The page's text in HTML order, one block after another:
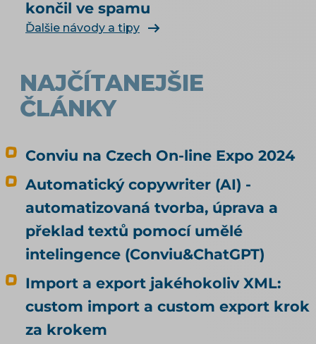
vůbec najít a doporučit, řeší téma SEO a UX pro
e-shop. Čím konkrétně naplnit produktová
končil ve spamu
Ďalšie návody a tipy
NAJČÍTANEJŠIE
ČLÁNKY
Conviu na Czech On-line Expo 2024
Automatický copywriter (AI) -
automatizovaná tvorba, úprava a
překlad textů pomocí umělé
intelingence (Conviu&ChatGPT)
Import a export jakéhokoliv XML:
custom import a custom export krok
za krokem